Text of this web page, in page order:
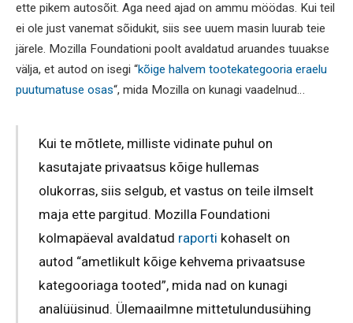
ette pikem autosõit. Aga need ajad on ammu möödas. Kui teil
ei ole just vanemat sõidukit, siis see uuem masin luurab teie
järele. Mozilla Foundationi poolt avaldatud aruandes tuuakse
välja, et autod on isegi “kõige halvem tootekategooria eraelu
puutumatuse osas“, mida Mozilla on kunagi vaadelnud…
Kui te mõtlete, milliste vidinate puhul on
kasutajate privaatsus kõige hullemas
olukorras, siis selgub, et vastus on teile ilmselt
maja ette pargitud. Mozilla Foundationi
kolmapäeval avaldatud raporti kohaselt on
autod “ametlikult kõige kehvema privaatsuse
kategooriaga tooted”, mida nad on kunagi
analüüsinud. Ülemaailmne mittetulundusühing